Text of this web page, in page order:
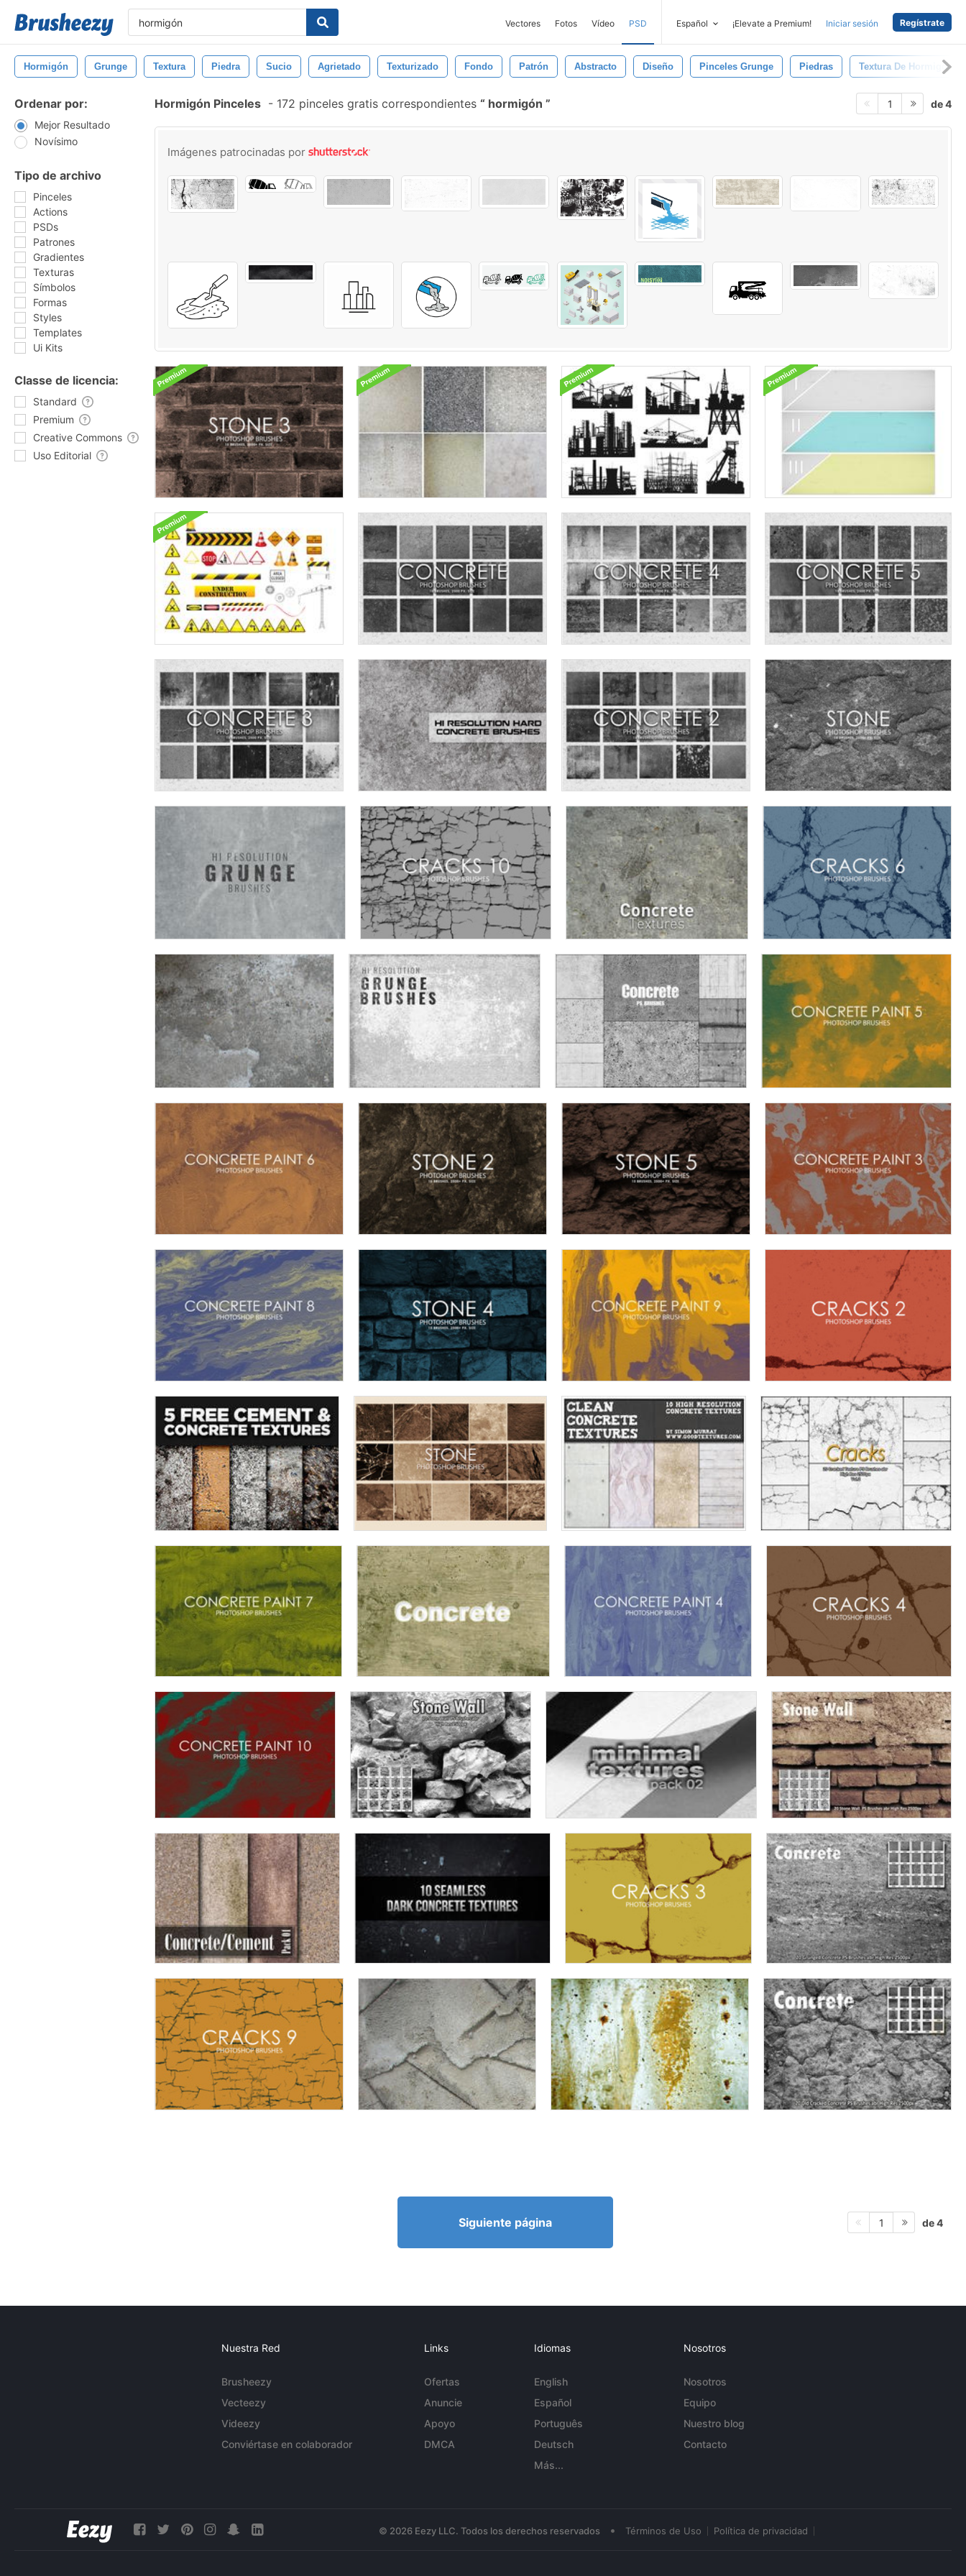
Vectores Fotos Vídeo PSD Español ¡Elevate a Premium! Iniciar sesión Regístrate
Hormigón Grunge Textura Piedra Sucio Agrietado Texturizado Fondo Patrón Abstracto Diseño Pinceles Grunge Piedras Textura De Hormigón
Ordenar por:
Mejor Resultado
Novísimo
Tipo de archivo
Pinceles
Actions
PSDs
Patrones
Gradientes
Texturas
Símbolos
Formas
Styles
Templates
Ui Kits
Classe de licencia:
Standard
Premium
Creative Commons
Uso Editorial
Hormigón Pinceles - 172 pinceles gratis correspondientes hormigón 1 de 4
Imágenes patrocinadas por
Siguiente página 1 de 4
Nuestra Red
Brusheezy
Vecteezy
Videezy
Conviértase en colaborador
Links
Ofertas
Anuncie
Apoyo
DMCA
Idiomas
English
Español
Português
Deutsch
Más...
Nosotros
Nosotros
Equipo
Nuestro blog
Contacto
© 2026 Eezy LLC. Todos los derechos reservados • Términos de Uso Política de privacidad